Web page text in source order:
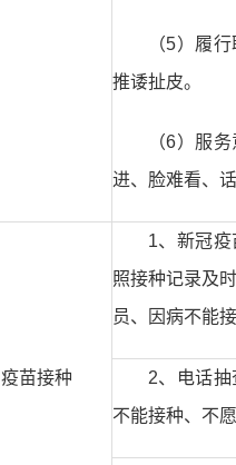
（5）履
推诿扯皮。
（6）服
进、脸难看、
疫苗接种
1、新冠
照接种记录及
员、因病不能
2、电话
不能接种、不